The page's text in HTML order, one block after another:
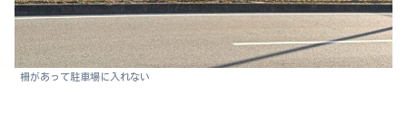
柵があって駐車場に入れない